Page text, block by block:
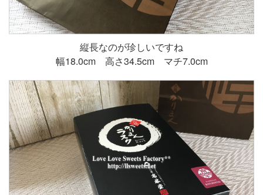
縦長なのが珍しいですね
幅18.0cm 高さ34.5cm マチ7.0cm